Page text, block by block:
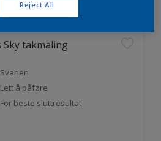
Sky takmaling
Svanen
Lett å påføre
For beste sluttresultat
Reject All